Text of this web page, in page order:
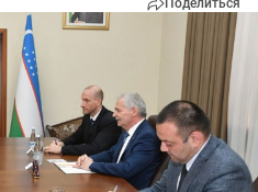
Поделиться